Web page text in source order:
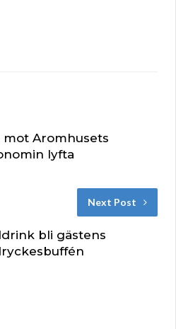
mot Aromhusets
lyfta
Next Post
bli gästens